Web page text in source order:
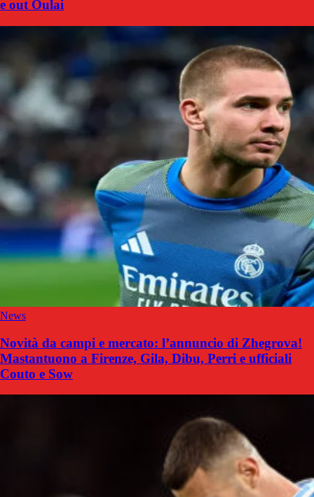
e out Oulai
News
Novità da campi e mercato: l’annuncio di Zhegrova!
Mastantuono a Firenze, Gila, Dibu, Perri e ufficiali
Couto e Sow